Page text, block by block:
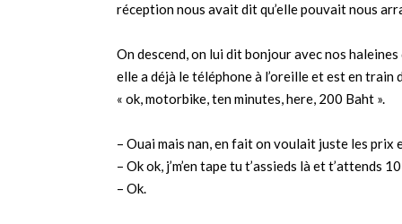
réception nous avait dit qu’elle pouvait nous
On descend, on lui dit bonjour avec nos
elle a déjà le téléphone à l’oreille et est en train
« ok, motorbike, ten minutes, here, 200 Baht ».
– Ouai mais nan, en fait on voulait juste les prix
– Ok ok, j’m’en tape tu t’assieds là et t’attends
– Ok.